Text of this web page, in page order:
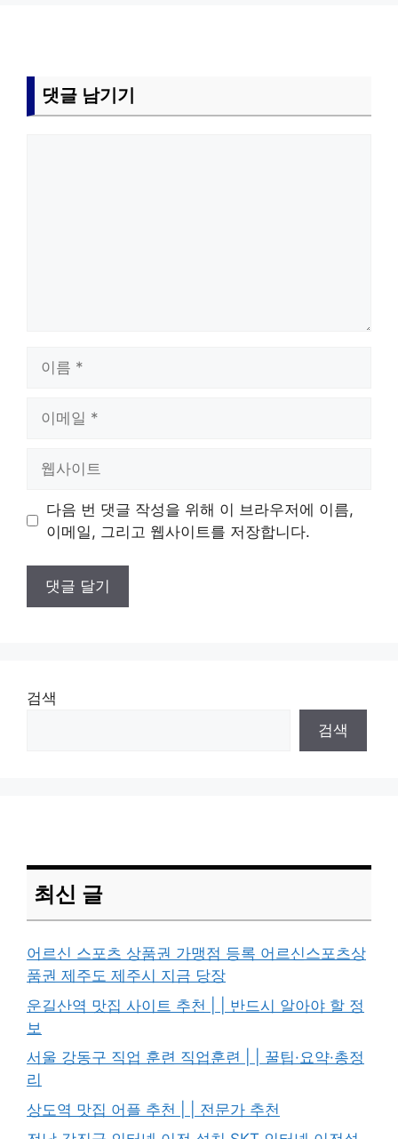
댓글 남기기
트
다음 번 댓글 작성을 위해 이 브라우저에 이름,
이메일, 그리고 웹사이트를 저장합니다.
검색
검색
최신 글
어르신 스포츠 상품권 가맹점 등록 어르신스포츠상
품권 제주도 제주시 지금 당장
운길산역 맛집 사이트 추천 | | 반드시 알아야 할 정
보
서울 강동구 직업 훈련 직업훈련 | | 꿀팁·요약·총정
리
상도역 맛집 어플 추천 | | 전문가 추천